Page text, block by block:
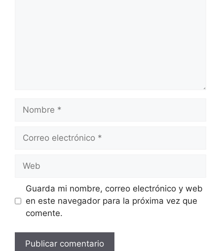
Nombre
Correo
Web
Guarda mi nombre, correo electrónico y web
en este navegador para la próxima vez que
comente.